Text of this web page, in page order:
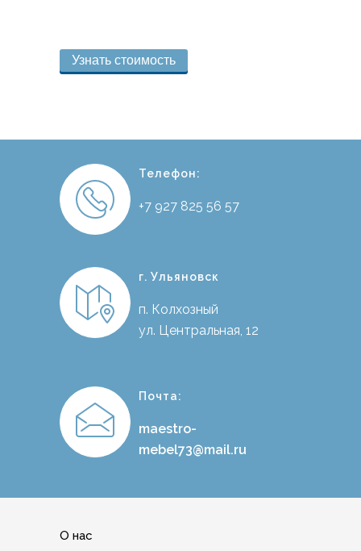
Узнать стоимость
Телефон:
+7 927 825 56 57
г. Ульяновск
п. Колхозный
ул. Центральная, 12
Почта:
maestro-
mebel73@mail.ru
О нас